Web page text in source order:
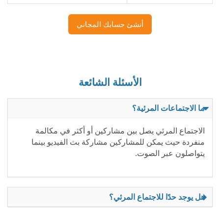
أنشئ حسابك المجاني
الأسئلة الشائعة
ما الاجتماعات المرئية؟
الاجتماع المرئي يصل بين مشاركين أو أكثر في مكالمة
منفردة حيث يمكن للمشاركين مشاركة بث الفيديو بينما
يتواصلون عبر الصوت.
هل يوجد حدًا للاجتماع المرئي؟